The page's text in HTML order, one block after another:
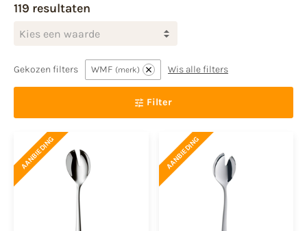
119 resultaten
Kies een waarde
Gekozen filters WMF merk Wis alle filters
Filter
AANBIEDING AANBIEDING